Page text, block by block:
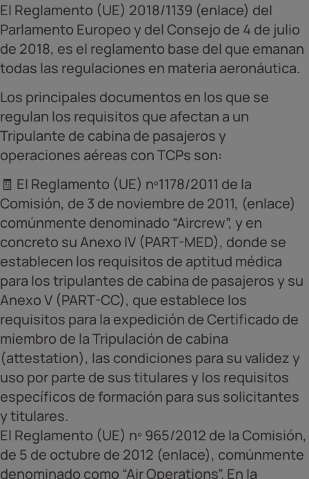
El Reglamento (UE) 2018/1139 (enlace) del
Parlamento Europeo y del Consejo de 4 de julio
de 2018, es el reglamento base del que emanan
todas las regulaciones en materia aeronáutica.
Los principales documentos en los que se
regulan los requisitos que afectan a un
Tripulante de cabina de pasajeros y
operaciones aéreas con TCPs son:
🧾 El Reglamento (UE) nº1178/2011 de la
Comisión, de 3 de noviembre de 2011, (enlace)
comúnmente denominado “Aircrew”, y en
concreto su Anexo IV (PART-MED), donde se
establecen los requisitos de aptitud médica
para los tripulantes de cabina de pasajeros y su
Anexo V (PART-CC), que establece los
requisitos para la expedición de Certificado de
miembro de la Tripulación de cabina
(attestation), las condiciones para su validez y
uso por parte de sus titulares y los requisitos
específicos de formación para sus solicitantes
y titulares.
El Reglamento (UE) nº 965/2012 de la Comisión,
de 5 de octubre de 2012 (enlace), comúnmente
denominado como “Air Operations”. En la